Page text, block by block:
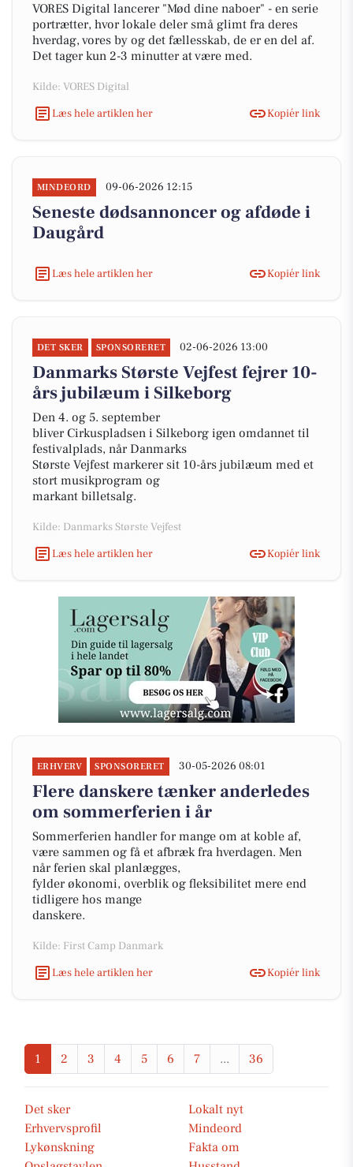
VORES Digital lancerer "Mød dine naboer" - en serie
portrætter, hvor lokale deler små glimt fra deres
hverdag, vores by og det fællesskab, de er en del af.
Det tager kun 2-3 minutter at være med.
Kilde: VORES Digital
Læs hele artiklen her
Kopiér link
MINDEORD 09-06-2026 12:15
Seneste dødsannoncer og afdøde i
Daugård
Læs hele artiklen her Kopiér link
DET SKER SPONSORERET 02-06-2026 13:00
Danmarks Største Vejfest fejrer 10-
års jubilæum i Silkeborg
Den 4. og 5. september
bliver Cirkuspladsen i Silkeborg igen omdannet til
festivalplads, når Danmarks
Største Vejfest markerer sit 10-års jubilæum med et
stort musikprogram og
markant billetsalg.
Kilde: Danmarks Største Vejfest
Læs hele artiklen her
Kopiér link
ERHVERV SPONSORERET 30-05-2026 08:01
Flere danskere tænker anderledes
om sommerferien i år
Sommerferien handler for mange om at koble af,
være sammen og få et afbræk fra hverdagen. Men
når ferien skal planlægges,
fylder økonomi, overblik og fleksibilitet mere end
tidligere hos mange
danskere.
Kilde: First Camp Danmark
Læs hele artiklen her
Kopiér link
1 2 3 4 5 6 7 ... 36
Det sker
Lokalt nyt
Erhvervsprofil
Mindeord
Lykønskning
Fakta om